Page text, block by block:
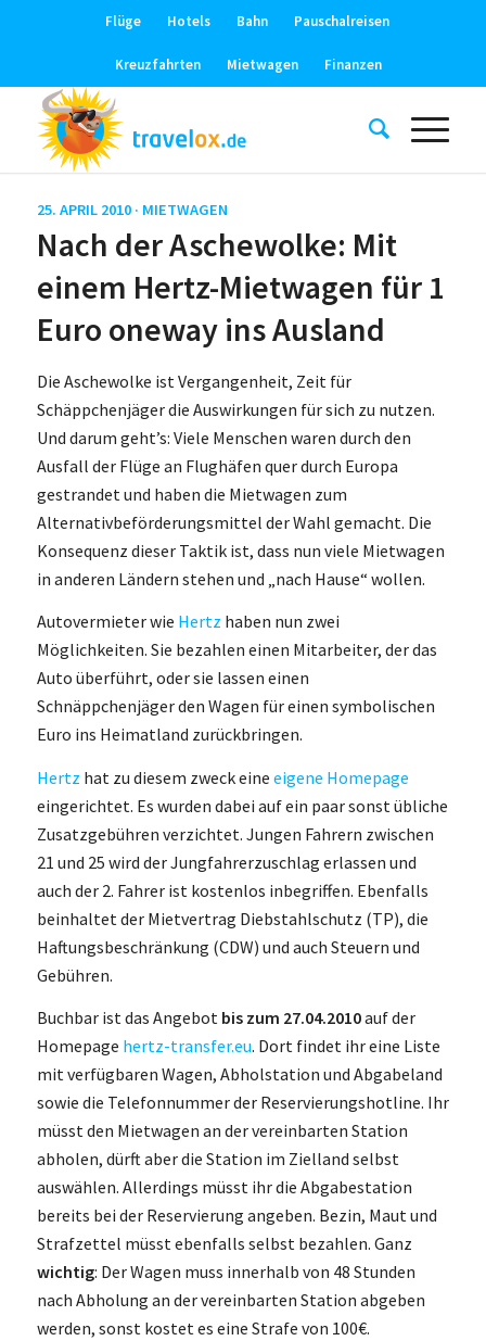
Flüge Hotels Bahn Pauschalreisen
Kreuzfahrten Mietwagen Finanzen
25. APRIL 2010 · MIETWAGEN
Nach der Aschewolke: Mit
einem Hertz-Mietwagen für 1
Euro oneway ins Ausland
Die Aschewolke ist Vergangenheit, Zeit für
Schäppchenjäger die Auswirkungen für sich zu nutzen.
Und darum geht’s: Viele Menschen waren durch den
Ausfall der Flüge an Flughäfen quer durch Europa
gestrandet und haben die Mietwagen zum
Alternativbeförderungsmittel der Wahl gemacht. Die
Konsequenz dieser Taktik ist, dass nun viele Mietwagen
in anderen Ländern stehen und „nach Hause“ wollen.
Autovermieter wie Hertz haben nun zwei
Möglichkeiten. Sie bezahlen einen Mitarbeiter, der das
Auto überführt, oder sie lassen einen
Schnäppchenjäger den Wagen für einen symbolischen
Euro ins Heimatland zurückbringen.
Hertz hat zu diesem zweck eine eigene Homepage
eingerichtet. Es wurden dabei auf ein paar sonst übliche
Zusatzgebühren verzichtet. Jungen Fahrern zwischen
21 und 25 wird der Jungfahrerzuschlag erlassen und
auch der 2. Fahrer ist kostenlos inbegriffen. Ebenfalls
beinhaltet der Mietvertrag Diebstahlschutz (TP), die
Haftungsbeschränkung (CDW) und auch Steuern und
Gebühren.
Buchbar ist das Angebot bis zum 27.04.2010auf der
Homepage hertz-transfer.eu. Dort findet ihr eine Liste
mit verfügbaren Wagen, Abholstation und Abgabeland
sowie die Telefonnummer der Reservierungshotline. Ihr
müsst den Mietwagen an der vereinbarten Station
abholen, dürft aber die Station im Zielland selbst
auswählen. Allerdings müsst ihr die Abgabestation
bereits bei der Reservierung angeben. Bezin, Maut und
Strafzettel müsst ebenfalls selbst bezahlen. Ganz
wichtig: Der Wagen muss innerhalb von 48 Stunden
nach Abholung an der vereinbarten Station abgeben
werden, sonst kostet es eine Strafe von 100€.